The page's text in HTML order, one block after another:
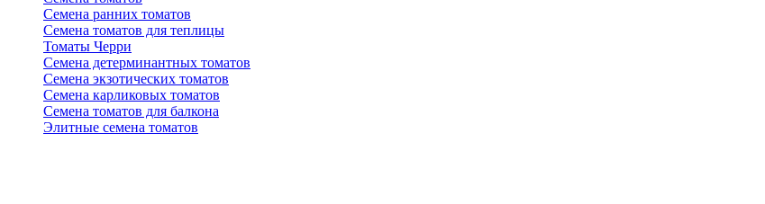
Семена ранних томатов
Семена томатов для теплицы
Томаты Черри
Семена детерминантных томатов
Семена экзотических томатов
Семена карликовых томатов
Семена томатов для балкона
Элитные семена томатов